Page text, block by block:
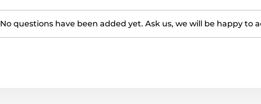
No questions have been added yet. Ask us, we will be happy to